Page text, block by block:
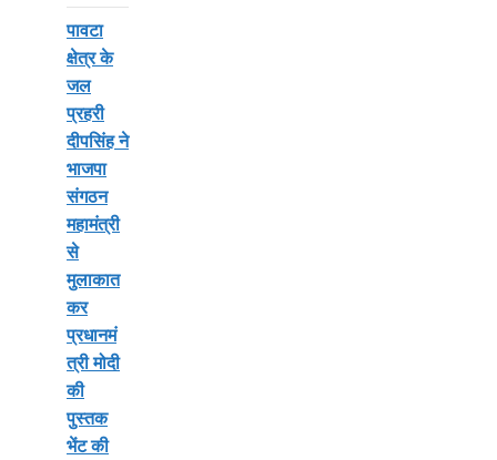
पावटा
क्षेत्र के
जल
प्रहरी
दीपसिंह ने
भाजपा
संगठन
महामंत्री
से
मुलाकात
कर
प्रधानमं
त्री मोदी
की
पुस्तक
भेंट की